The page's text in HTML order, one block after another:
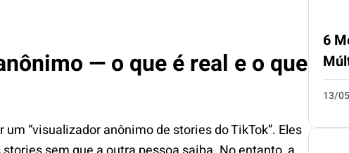
— o que é real e o que
“visualizador anônimo de stories do TikTok”. Eles
6
13/